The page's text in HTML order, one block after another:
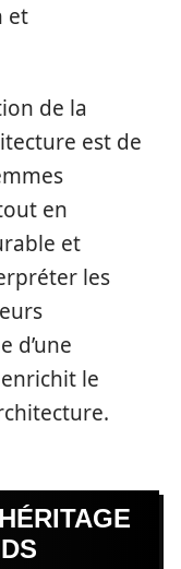
et
de la
est de
en
et
les
d’une
le